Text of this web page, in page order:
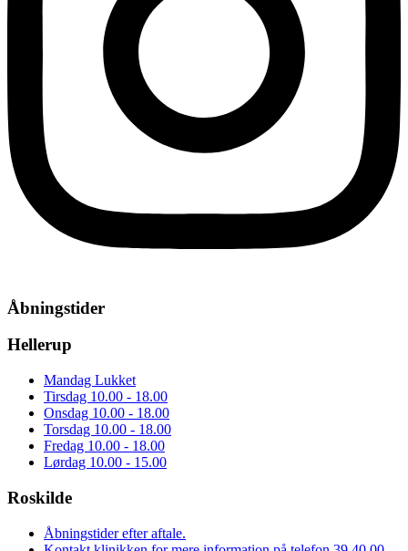
Åbningstider
Hellerup
Mandag Lukket
Tirsdag 10.00 - 18.00
Onsdag 10.00 - 18.00
Torsdag 10.00 - 18.00
Fredag 10.00 - 18.00
Lørdag 10.00 - 15.00
Roskilde
Åbningstider efter aftale.